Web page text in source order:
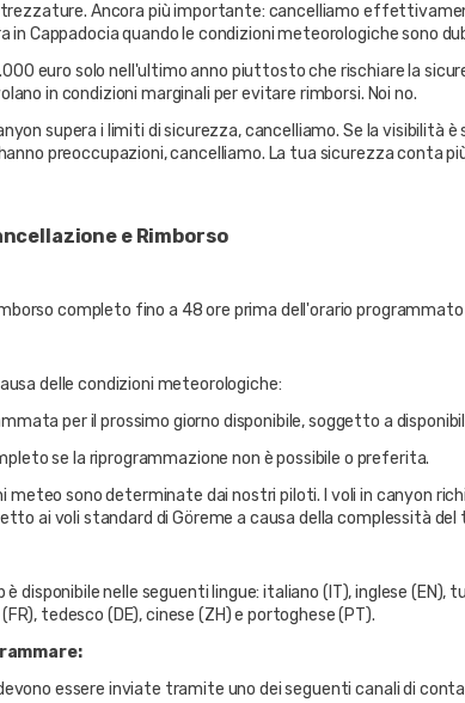
Ancora più importante: cancelliamo
in Cappadocia quando le condizioni meteorologiche sono
euro solo nell'ultimo anno piuttosto che rischiare la
in condizioni marginali per evitare rimborsi. Noi no.
supera i limiti di sicurezza, cancelliamo. Se la visibilità è
preoccupazioni, cancelliamo. La tua sicurezza conta
e Rimborso
completo fino a 48 ore prima dell'orario programmato
delle condizioni meteorologiche:
per il prossimo giorno disponibile, soggetto a
se la riprogrammazione non è possibile o preferita.
meteo sono determinate dai nostri piloti. I voli in canyon
ai voli standard di Göreme a causa della complessità del
è disponibile nelle seguenti lingue: italiano (IT), inglese (EN),
tedesco (DE), cinese (ZH) e portoghese (PT).
essere inviate tramite uno dei seguenti canali di